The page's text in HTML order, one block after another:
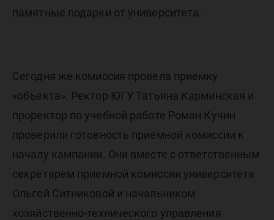
памятные подарки от университета.
Сегодня же комиссия провела приемку
«объекта». Ректор ЮГУ Татьяна Карминская и
проректор по учебной работе Роман Кучин
проверили готовность приемной комиссии к
началу кампании. Они вместе с ответственным
секретарем приемной комиссии университета
Ольгой Ситниковой и начальником
хозяйственно-технического управления